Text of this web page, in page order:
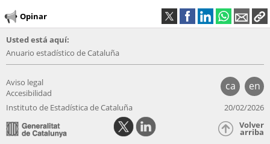
Opinar
Usted está aquí:
Anuario estadístico de Cataluña
ca en
Aviso legal
Accesibilidad
Instituto de Estadística de Cataluña
20/02/2026
Volver
arriba